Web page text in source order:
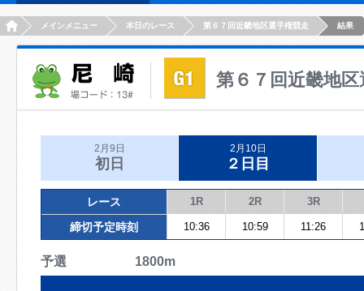
HOMEメインメニュー 本日のレース 第６７回近畿地区選手権競走 結果
第６７回近畿地
2月9日
初日
2月10日
２日目
レース 1R 2R 3R
締切予定時刻 10:36 10:59 11:26
予選 1800m